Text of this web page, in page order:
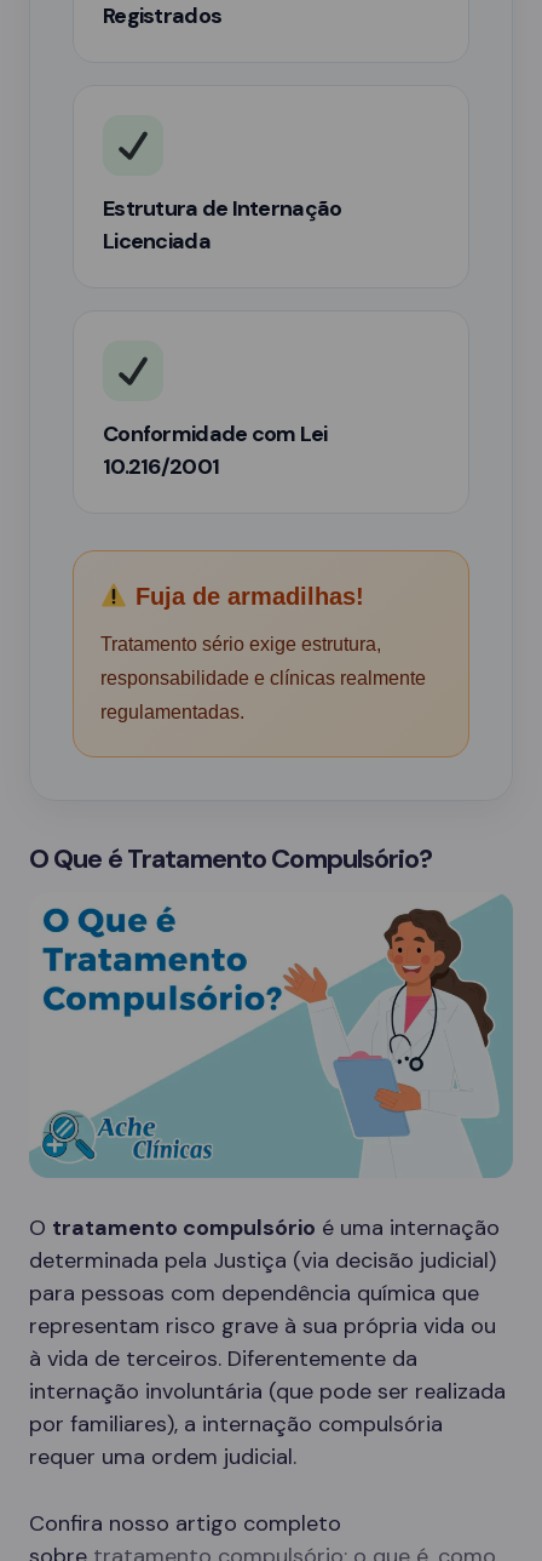
Registrados
Estrutura de Internação
Licenciada
Conformidade com Lei
10.216/2001
Fuja de armadilhas!
Tratamento sério exige estrutura,
responsabilidade e clínicas realmente
regulamentadas.
O Que é Tratamento Compulsório?
O tratamento compulsório é uma internação
determinada pela Justiça (via decisão judicial)
para pessoas com dependência química que
representam risco grave à sua própria vida ou
à vida de terceiros. Diferentemente da
internação involuntária (que pode ser realizada
por familiares), a internação compulsória
requer uma ordem judicial.
Confira nosso artigo completo